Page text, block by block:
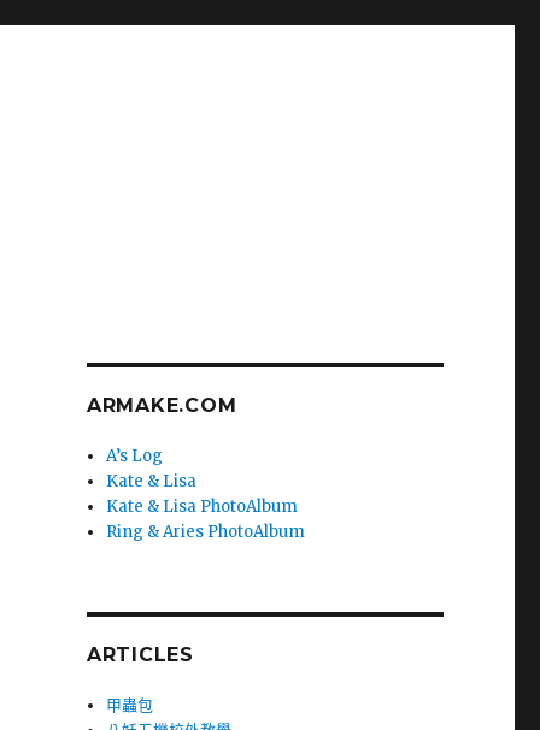
ARMAKE.COM
A’s Log
Kate & Lisa
Kate & Lisa PhotoAlbum
Ring & Aries PhotoAlbum
ARTICLES
甲蟲包